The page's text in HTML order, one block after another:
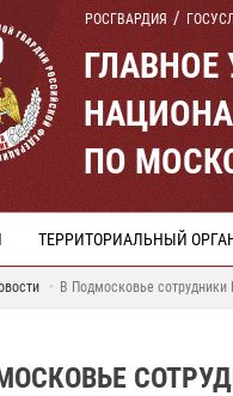
РОСГВАРДИЯ
ПО
ТЕРРИТОРИАЛЬНЫЙ
В Подмосковье